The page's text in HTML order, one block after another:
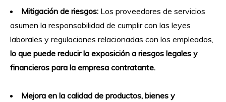
Mitigación de riesgos: Los proveedores de servicios
asumen la responsabilidad de cumplir con las leyes
laborales y regulaciones relacionadas con los empleados,
lo que puede reducir la exposición a riesgos legales y
financieros para la empresa contratante.
Mejora en la calidad de productos, bienes y